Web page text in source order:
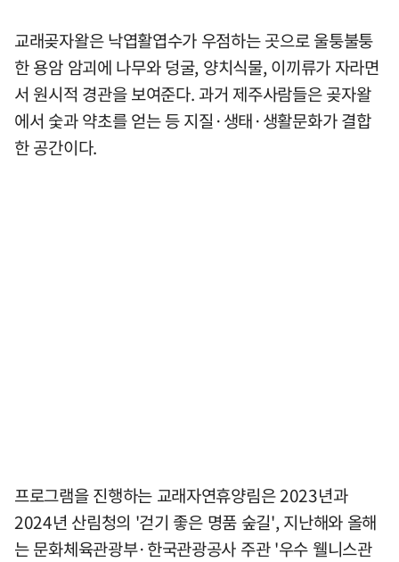
교래곶자왈은 낙엽활엽수가 우점하는 곳으로 울퉁불퉁
한 용암 암괴에 나무와 덩굴, 양치식물, 이끼류가 자라면
서 원시적 경관을 보여준다. 과거 제주사람들은 곶자왈
에서 숯과 약초를 얻는 등 지질·생태·생활문화가 결합
한 공간이다.
프로그램을 진행하는 교래자연휴양림은 2023년과
2024년 산림청의 '걷기 좋은 명품 숲길', 지난해와 올해
는 문화체육관광부·한국관광공사 주관 '우수 웰니스관